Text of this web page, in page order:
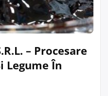
– Procesare
Legume În